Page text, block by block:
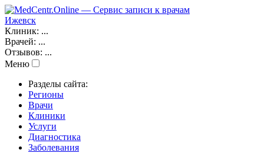
Ижевск
Клиник: ...
Врачей: ...
Отзывов: ...
Меню
Разделы сайта:
Регионы
Врачи
Клиники
Услуги
Диагностика
Заболевания